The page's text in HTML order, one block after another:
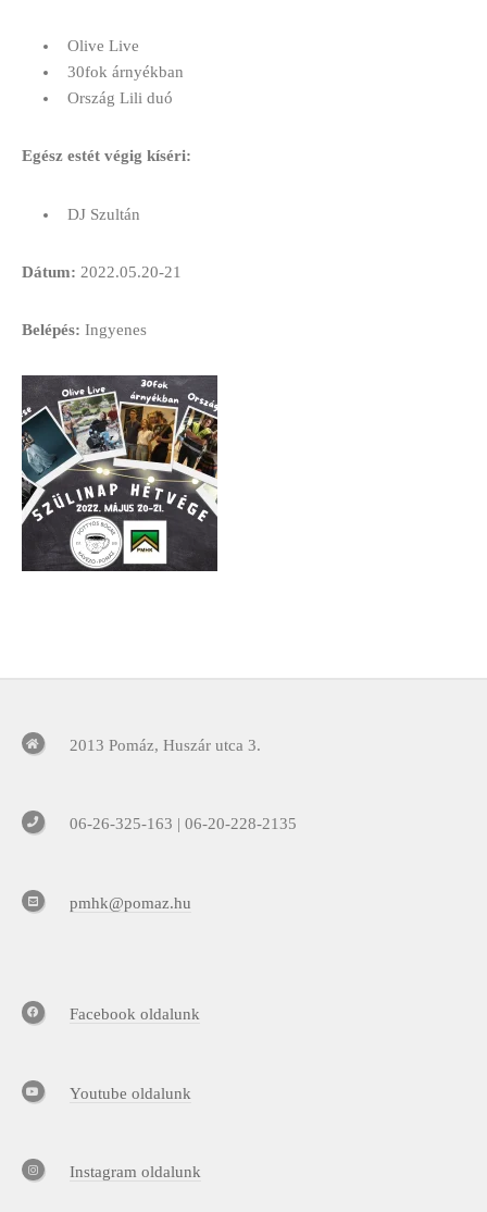
Olive Live
30fok árnyékban
Ország Lili duó
Egész estét végig kíséri:
DJ Szultán
Dátum: 2022.05.20-21
Belépés: Ingyenes
2013 Pomáz, Huszár utca 3.
06-26-325-163 | 06-20-228-2135
pmhk@pomaz.hu
Facebook oldalunk
Youtube oldalunk
Instagram oldalunk